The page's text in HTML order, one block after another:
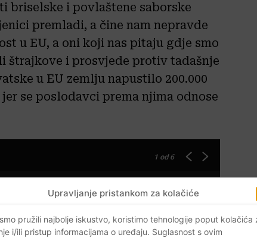
Upravljanje pristankom za kolačiće
pružili najbolje iskustvo, koristimo tehnologije poput kolačića
i/ili pristup informacijama o uređaju. Suglasnost s ovim
briselske i povlaštene saborske
premladi, a čine nam nepravde
u EU, a oni koji nas pitaju gdje smo
štrajkove i prosvjede protiv tadašnje
u EU zemlju napustilo 200.000
se poslodavci prema njima odnose
1 od 6